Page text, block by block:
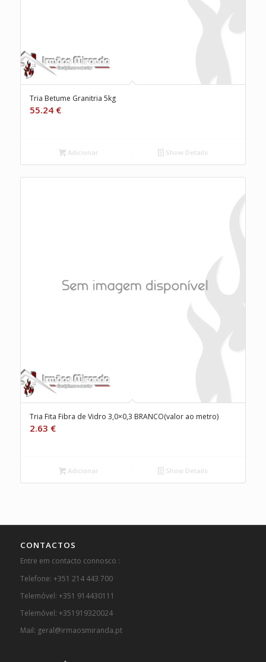
Tria Betume Granitria 5kg
55.24 €
Adicionar Show Details
Tria Fita Fibra de Vidro 3,0×0,3 BRANCO(valor ao metro)
2.63 €
Adicionar Show Details
CONTACTOS
Entre em contacto connosco :
Telefone: +351 214 443 700
Telemóvel: +351 914430111
Telemóvel: +351919320024
Mail: geral@irmaosmiranda.pt